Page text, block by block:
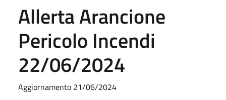
Allerta Arancione
Pericolo Incendi
22/06/2024
Aggiornamento 21/06/2024